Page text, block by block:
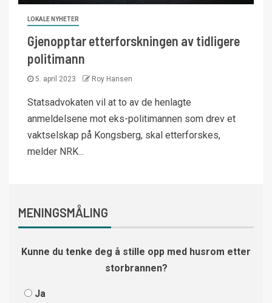
LOKALE NYHETER
Gjenopptar etterforskningen av tidligere
politimann
5. april 2023 Roy Hansen
Statsadvokaten vil at to av de henlagte
anmeldelsene mot eks-politimannen som drev et
vaktselskap på Kongsberg, skal etterforskes,
melder NRK...
MENINGSMÅLING
Kunne du tenke deg å stille opp med husrom etter
storbrannen?
Ja